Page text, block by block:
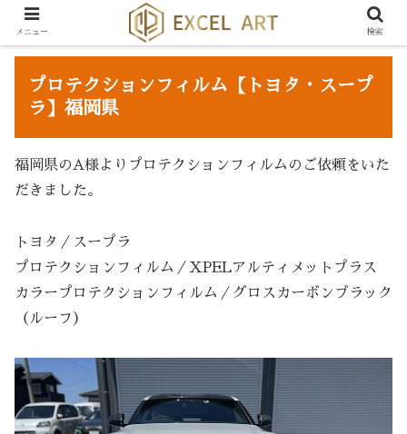
プロテクションフィルム【トヨタ・スープ
ラ】福岡県
福岡県のA様よりプロテクションフィルムのご依頼をいた
だきました。
トヨタ／スープラ
プロテクションフィルム／XPELアルティメットプラス
カラープロテクションフィルム／グロスカーボンブラック
（ルーフ）
メニュー 検索